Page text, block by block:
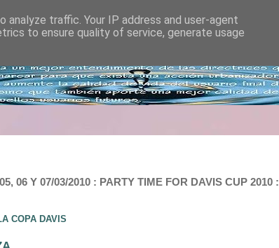
06 Y 07/03/2010 : PARTY TIME FOR DAVIS CUP 2010 :
COPA DAVIS
traffic. Your IP address and user-agent
to ensure quality of service, generate usage